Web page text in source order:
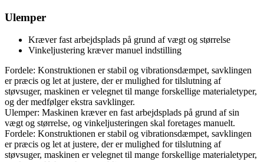
Ulemper
Kræver fast arbejdsplads på grund af vægt og størrelse
Vinkeljustering kræver manuel indstilling
Fordele: Konstruktionen er stabil og vibrationsdæmpet, savklingen
er præcis og let at justere, der er mulighed for tilslutning af
støvsuger, maskinen er velegnet til mange forskellige materialetyper,
og der medfølger ekstra savklinger.
Ulemper: Maskinen kræver en fast arbejdsplads på grund af sin
vægt og størrelse, og vinkeljusteringen skal foretages manuelt.
Fordele: Konstruktionen er stabil og vibrationsdæmpet, savklingen
er præcis og let at justere, der er mulighed for tilslutning af
støvsuger, maskinen er velegnet til mange forskellige materialetyper,